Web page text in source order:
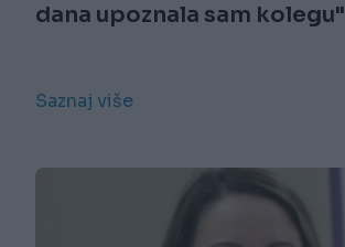
dana upoznala sam kolegu"
Saznaj više